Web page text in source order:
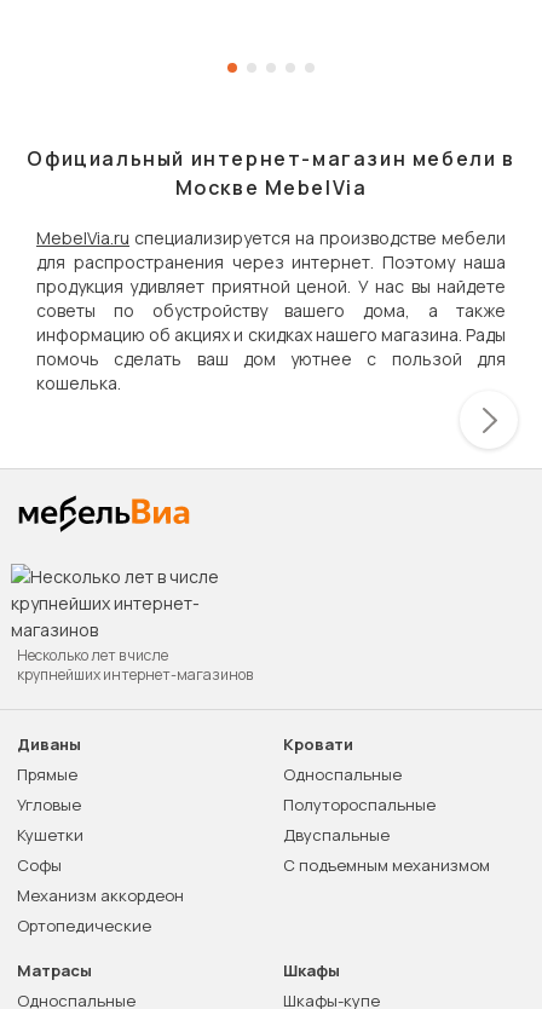
Официальный интернет-магазин мебели в
Москве MebelVia
MebelVia.ru специализируется на производстве мебели
для распространения через интернет. Поэтому наша
продукция удивляет приятной ценой. У нас вы найдете
советы по обустройству вашего дома, а также
информацию об акциях и скидках нашего магазина. Рады
помочь сделать ваш дом уютнее с пользой для
кошелька.
Несколько лет в числе
крупнейших интернет-магазинов
Диваны
Прямые
Угловые
Кушетки
Софы
Механизм аккордеон
Ортопедические
Кровати
Односпальные
Полутороспальные
Двуспальные
С подъемным механизмом
Матрасы
Односпальные
Шкафы
Шкафы-купе